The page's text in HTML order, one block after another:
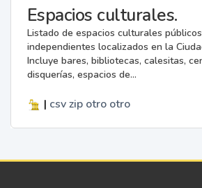
Espacios culturales.
Listado de espacios culturales
independientes localizados en la
Incluye bares, bibliotecas, calesitas,
disquerías, espacios de...
| csv zip otro otro